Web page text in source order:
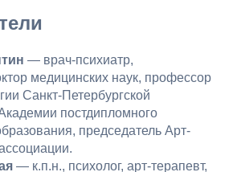
— врач-психиатр,
медицинских наук, профессор
Санкт-Петербургской
постдипломного
председатель Арт-
— к.п.н., психолог, арт-терапевт,